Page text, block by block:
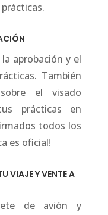
aprobación y el
También
el visado
prácticas en
todos los
es oficial!
VIAJE Y VENTE A
de avión y